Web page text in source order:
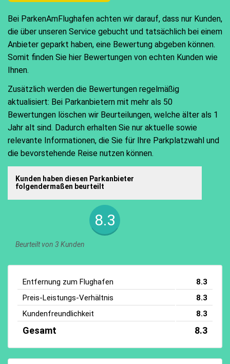
Bei ParkenAmFlughafen achten wir darauf, dass nur Kunden,
die über unseren Service gebucht und tatsächlich bei einem
Anbieter geparkt haben, eine Bewertung abgeben können.
Somit finden Sie hier Bewertungen von echten Kunden wie
Ihnen.
Zusätzlich werden die Bewertungen regelmäßig
aktualisiert: Bei Parkanbietern mit mehr als 50
Bewertungen löschen wir Beurteilungen, welche älter als 1
Jahr alt sind. Dadurch erhalten Sie nur aktuelle sowie
relevante Informationen, die Sie für Ihre Parkplatzwahl und
die bevorstehende Reise nutzen können.
Kunden haben diesen Parkanbieter
folgendermaßen beurteilt
8.3
Beurteilt von 3 Kunden
Entfernung zum Flughafen
8.3
Preis-Leistungs-Verhältnis
8.3
Kundenfreundlichkeit
8.3
Gesamt 8.3